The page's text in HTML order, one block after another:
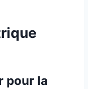
pour la